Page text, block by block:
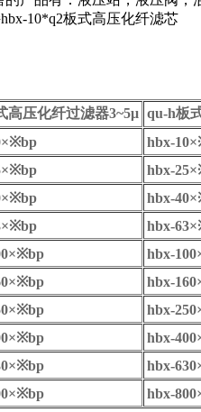
10*q2板式高压化纤滤芯
高压化纤过滤器3~5μ qu-h板
×※bp hbx-10
×※bp hbx-25
×※bp hbx-40
×※bp hbx-63
×※bp hbx-100
×※bp hbx-160
×※bp hbx-250
×※bp hbx-400
×※bp hbx-630
×※bp hbx-800